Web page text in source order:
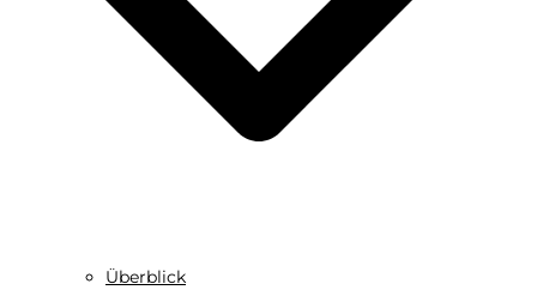
Überblick